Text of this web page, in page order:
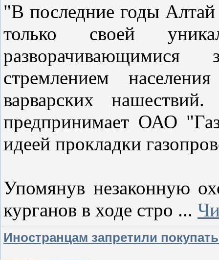
"В последние годы Алтай
только своей
стремлением
варварских
предпринимает ОАО
идеей прокладки
Упомянув незаконную
курганов в ходе стро ...
Иностранцам запретили